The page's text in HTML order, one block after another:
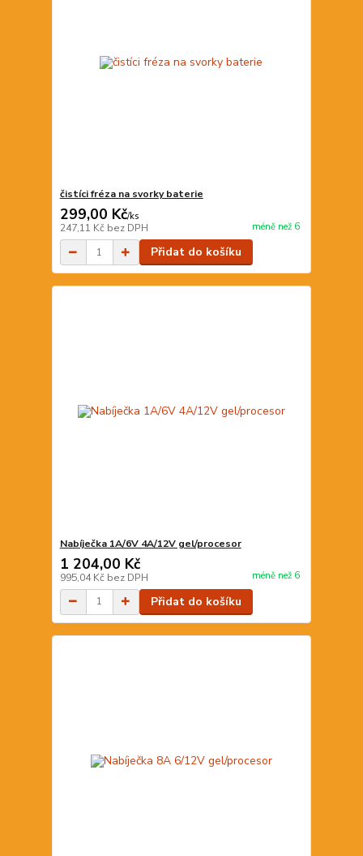
čistíci fréza na svorky baterie
299,00 Kč/ks
247,11 Kč bez DPH méně než 6
Přidat do košíku
Nabíječka 1A/6V 4A/12V gel/procesor
1 204,00 Kč
995,04 Kč bez DPH méně než 6
Přidat do košíku